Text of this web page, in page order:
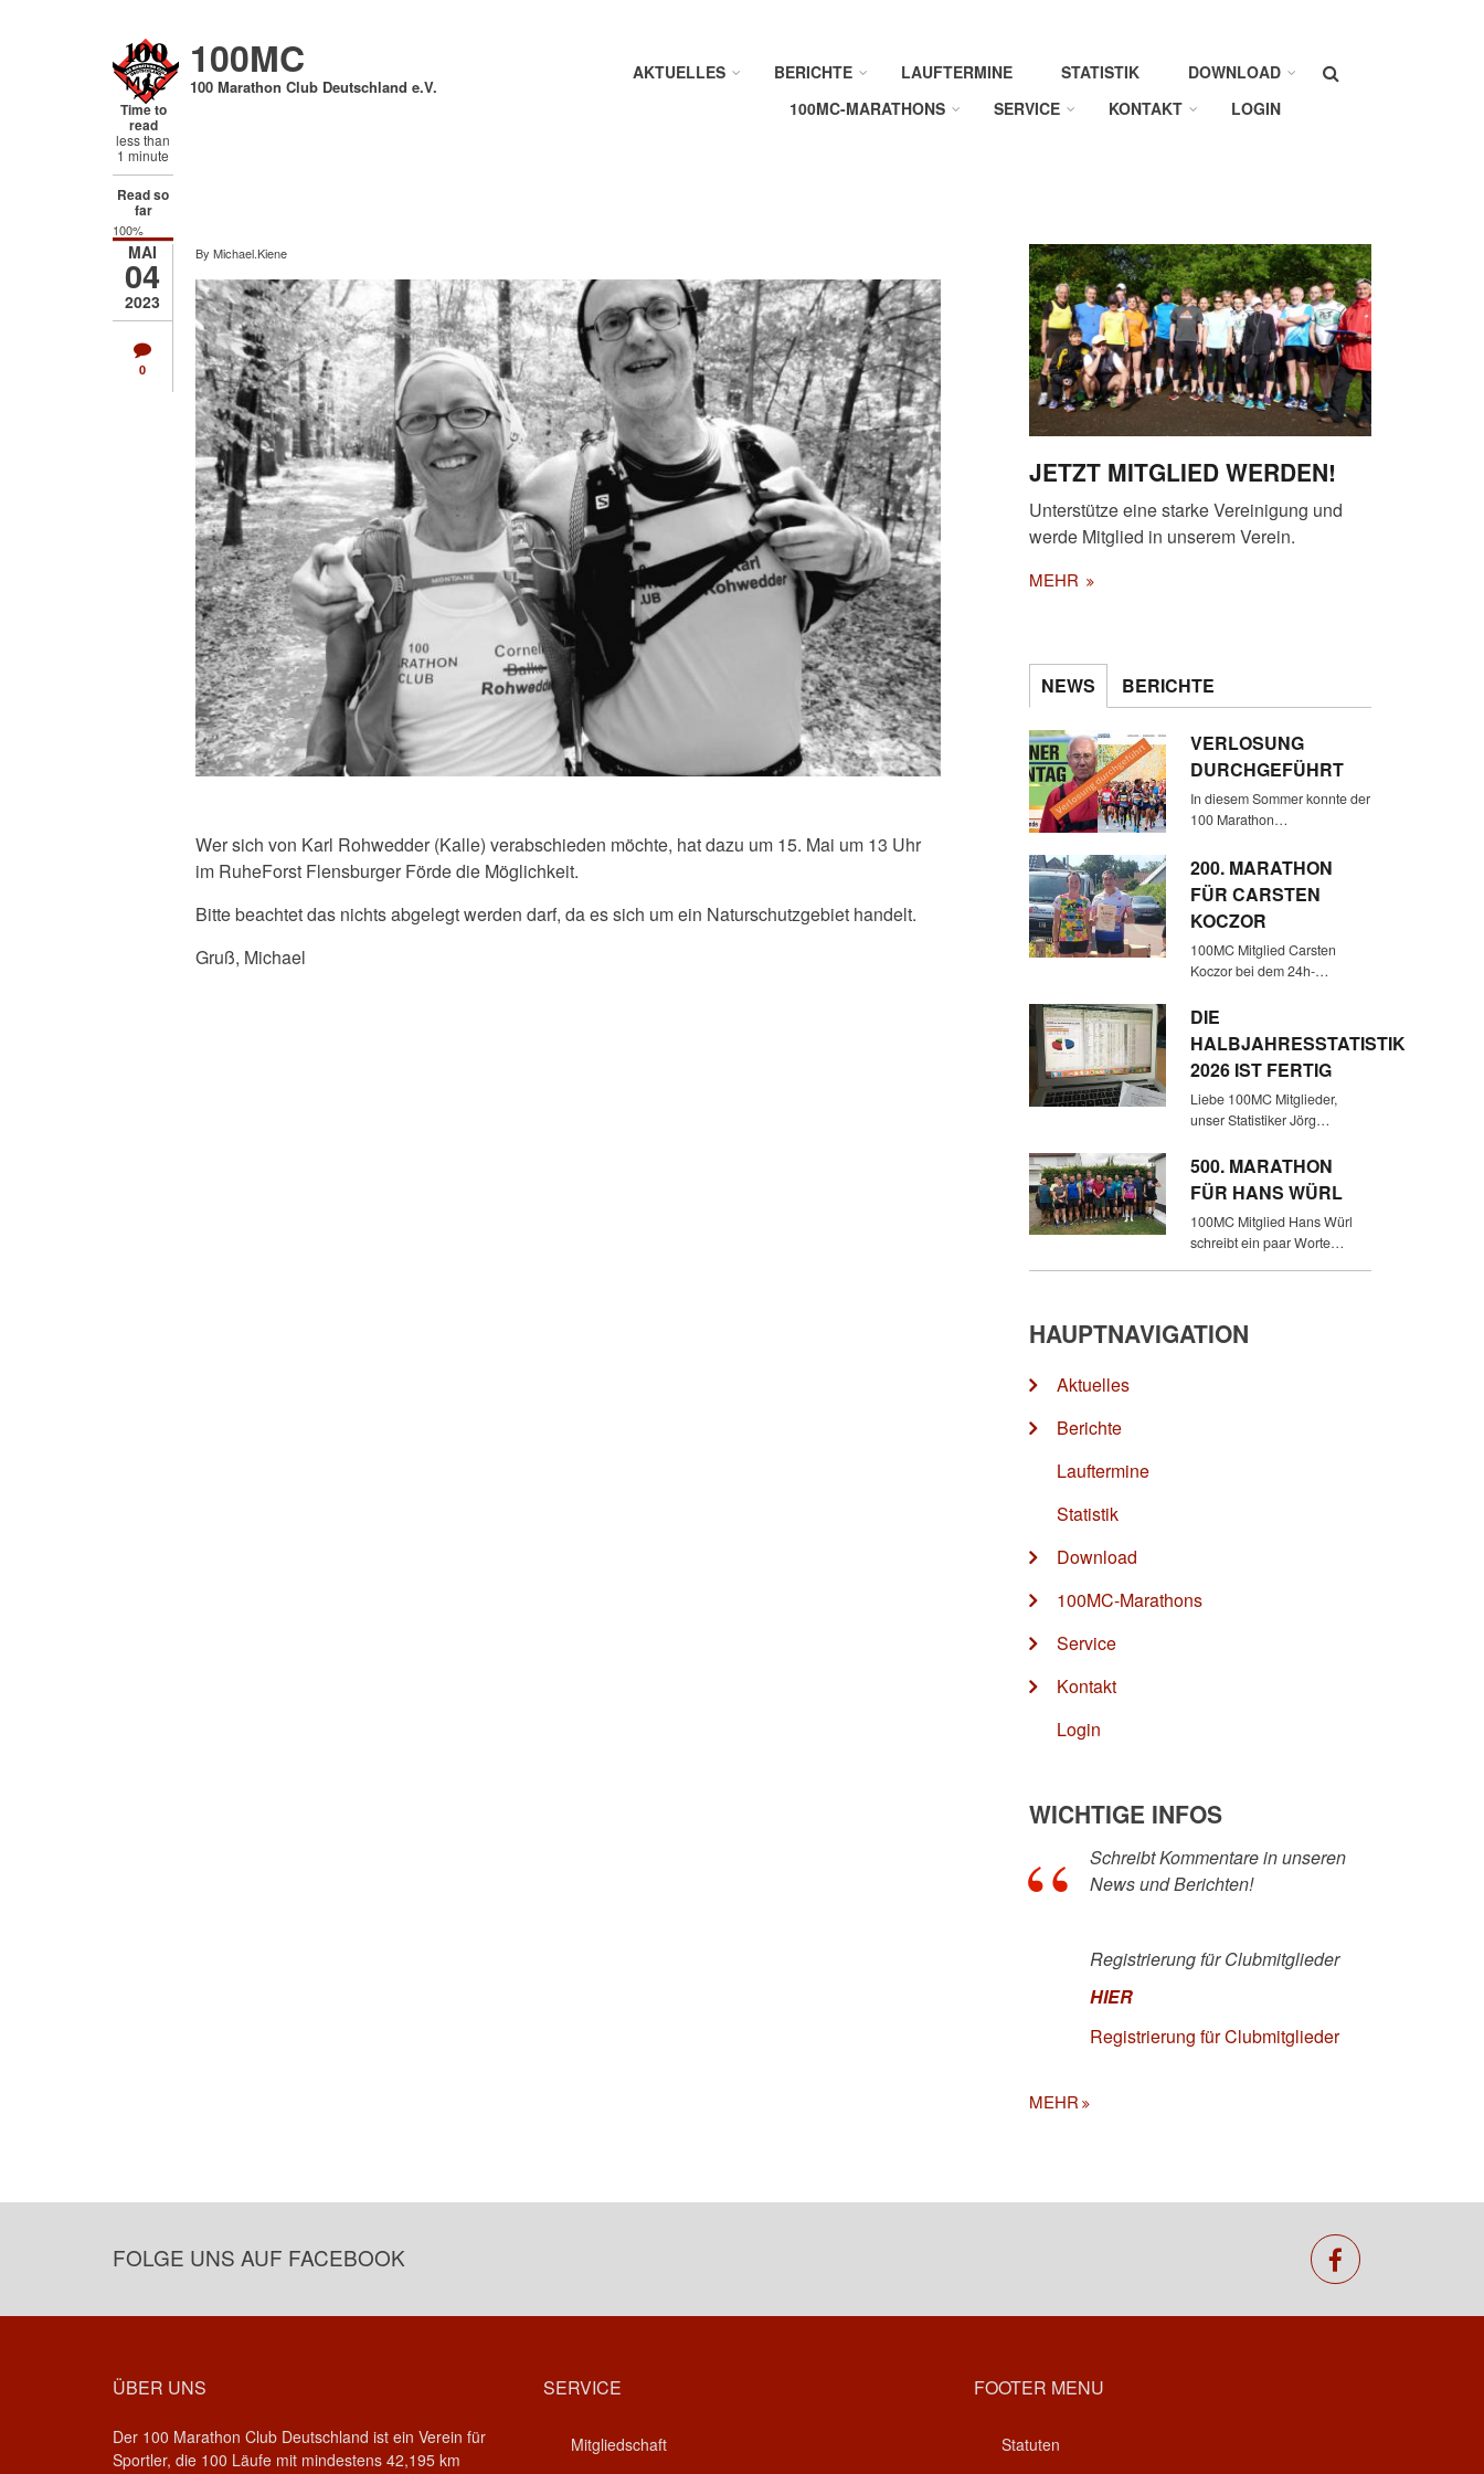
100MC
100 Marathon Club Deutschland e.V.
Suche
AKTUELLES BERICHTE LAUFTERMINE STATISTIK
DOWNLOAD
100MC-MARATHONS
SERVICE KONTAKT LOGIN
MAI
04
2023
0
Time to
read
less than
1 minute
Read so
far
100%
By Michael.Kiene
Wer sich von Karl Rohwedder (Kalle) verabschieden möchte, hat dazu um 15. Mai um 13 Uhr
im RuheForst Flensburger Förde die Möglichkeit.
Bitte beachtet das nichts abgelegt werden darf, da es sich um ein Naturschutzgebiet handelt.
Gruß, Michael
JETZT MITGLIED WERDEN!
Unterstütze eine starke Vereinigung und
werde Mitglied in unserem Verein.
MEHR
NEWS BERICHTE
VERLOSUNG
DURCHGEFÜHRT
In diesem Sommer konnte der
100 Marathon…
200. MARATHON
FÜR CARSTEN
KOCZOR
100MC Mitglied Carsten
Koczor bei dem 24h-…
DIE
HALBJAHRESSTATISTIK
2026 IST FERTIG
Liebe 100MC Mitglieder,
unser Statistiker Jörg…
500. MARATHON
FÜR HANS WÜRL
100MC Mitglied Hans Würl
schreibt ein paar Worte…
HAUPTNAVIGATION
Aktuelles
Berichte
Lauftermine
Statistik
Download
100MC-Marathons
Service
Kontakt
Login
WICHTIGE INFOS
Schreibt Kommentare in unseren
News und Berichten!
Registrierung für Clubmitglieder
HIER
Registrierung für Clubmitglieder
MEHR
FOLGE UNS AUF FACEBOOK facebook
ÜBER UNS
Der 100 Marathon Club Deutschland ist ein Verein für
Sportler, die 100 Läufe mit mindestens 42,195 km
SERVICE
Mitgliedschaft
FOOTER MENU
Statuten